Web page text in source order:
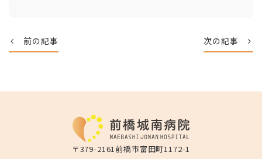
前の記事 次の記事
〒379-2161 前橋市富田町1172-1